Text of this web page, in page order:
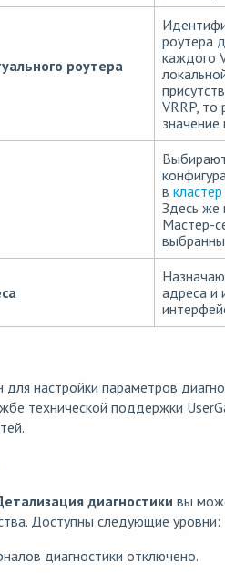
роутера
роутера
каждого
VRRP, то
в кластер
Здесь же
Мастер-
адреса и
настройки параметров
технической поддержки
диагностики вы
Доступны следующие уровни:
диагностики отключено.